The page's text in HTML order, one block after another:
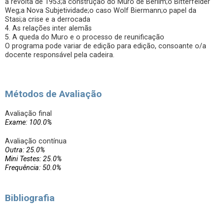
a revolta de 1953;a construção do Muro de Berlim;o Bitterfelder
Weg;a Nova Subjetividade;o caso Wolf Biermann;o papel da
Stasi;a crise e a derrocada
4. As relações inter alemãs
5. A queda do Muro e o processo de reunificação
O programa pode variar de edição para edição, consoante o/a
docente responsável pela cadeira.
Métodos de Avaliação
Avaliação final
Exame: 100.0%
Avaliação contínua
Outra: 25.0%
Mini Testes: 25.0%
Frequência: 50.0%
Bibliografia